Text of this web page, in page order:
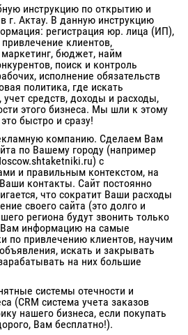
инструкцию по открытию и
г. Актау. В данную инструкцию
регистрация юр. лица (ИП),
клиентов,
бюджет, найм
поиск и контроль
исполнение обязательств
политика, где искать
учет средств, доходы и расходы,
этого бизнеса. Мы шли к этому
быстро и сразу!
компанию. Сделаем Вам
по Вашему городу (например
с
и правильным контекстом, на
контакты. Сайт постоянно
что сократит Ваши расходы
своего сайта (это долго и
региона будут звонить только
информацию на самые
по привлечению клиентов, научим
искать и закрывать
на них большие
системы отечности и
(CRM система учета заказов
нашего бизнеса, если покупать
Вам бесплатно!).